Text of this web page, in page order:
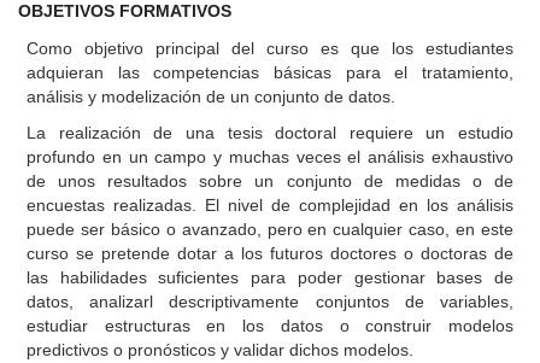
OBJETIVOS FORMATIVOS
Como objetivo principal del curso es que los estudiantes
adquieran las competencias básicas para el tratamiento,
análisis y modelización de un conjunto de datos.
La realización de una tesis doctoral requiere un estudio
profundo en un campo y muchas veces el análisis exhaustivo
de unos resultados sobre un conjunto de medidas o de
encuestas realizadas. El nivel de complejidad en los análisis
puede ser básico o avanzado, pero en cualquier caso, en este
curso se pretende dotar a los futuros doctores o doctoras de
las habilidades suficientes para poder gestionar bases de
datos, analizarl descriptivamente conjuntos de variables,
estudiar estructuras en los datos o construir modelos
predictivos o pronósticos y validar dichos modelos.